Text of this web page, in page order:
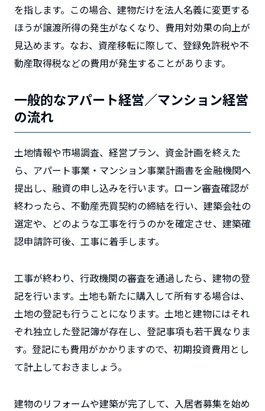
を指します。この場合、建物だけを法人名義に変更する
ほうが譲渡所得の発生がなくなり、費用対効果の向上が
見込めます。なお、資産移転に際して、登録免許税や不
動産取得税などの費用が発生することがあります。
一般的なアパート経営／マンション経営
の流れ
土地情報や市場調査、経営プラン、資金計画を終えた
ら、アパート事業・マンション事業計画書を金融機関へ
提出し、融資の申し込みを行います。ローン審査確認が
終わったら、不動産売買契約の締結を行い、建築会社の
選定や、どのような工事を行うのかを確定させ、建築確
認申請許可後、工事に着手します。
工事が終わり、行政機関の審査を通過したら、建物の登
記を行います。土地も新たに購入して所有する場合は、
土地の登記も行うことになります。土地と建物にはそれ
ぞれ独立した登記簿が存在し、登記事項も若干異なりま
す。登記にも費用がかかりますので、初期投資費用とし
て計上しておきましょう。
建物のリフォームや建築が完了して、入居者募集を始め